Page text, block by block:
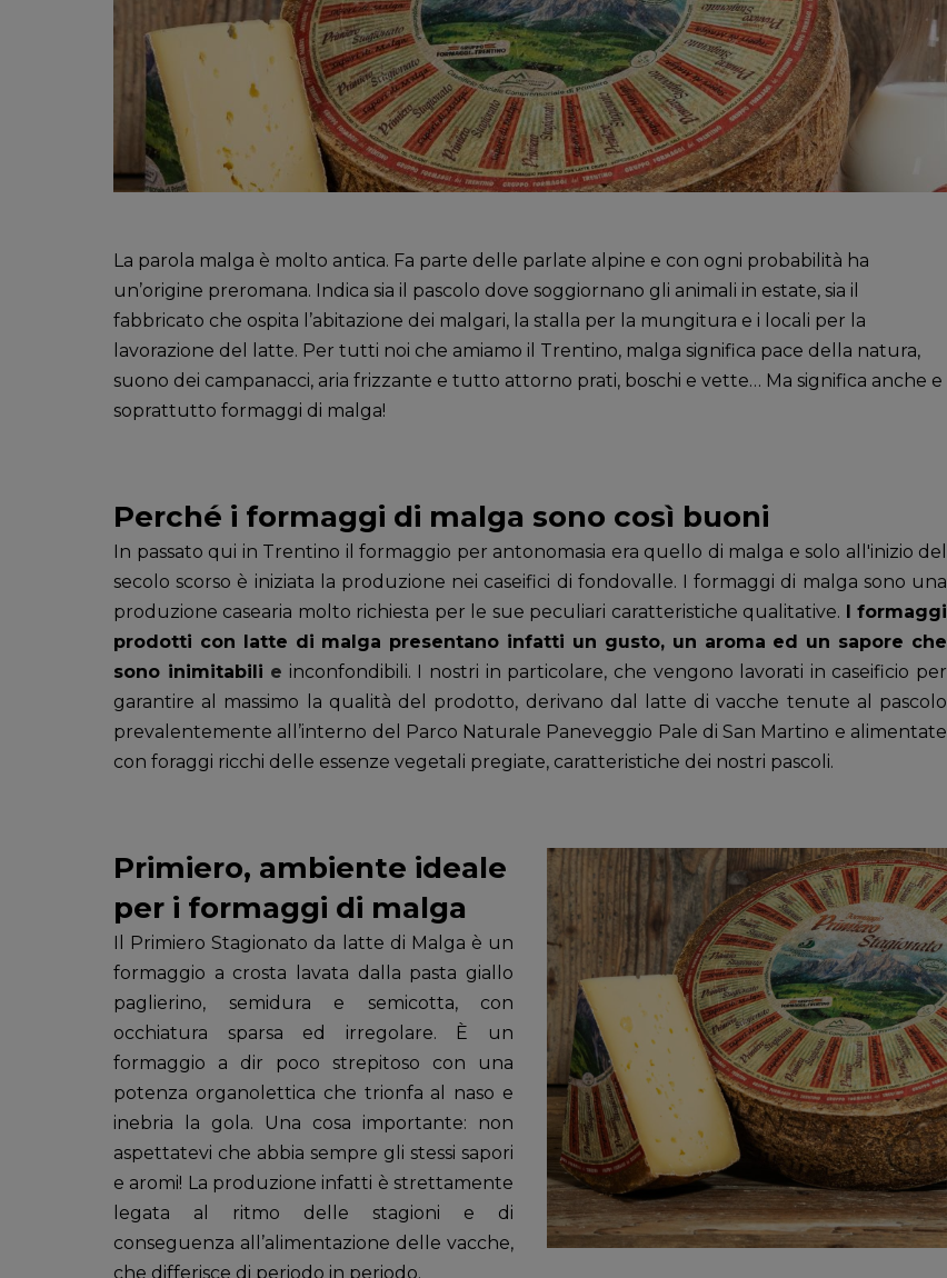
La parola malga è molto antica. Fa parte delle parlate alpine e con ogni probabilità ha
un’origine preromana. Indica sia il pascolo dove soggiornano gli animali in estate, sia il
fabbricato che ospita l’abitazione dei malgari, la stalla per la mungitura e i locali per la
lavorazione del latte. Per tutti noi che amiamo il Trentino, malga significa pace della natura,
suono dei campanacci, aria frizzante e tutto attorno prati, boschi e vette… Ma significa anche e
soprattutto formaggi di malga!
Perché i formaggi di malga sono così buoni
In passato qui in Trentino il formaggio per antonomasia era quello di malga e solo all'inizio del
secolo scorso è iniziata la produzione nei caseifici di fondovalle. I formaggi di malga sono una
produzione casearia molto richiesta per le sue peculiari caratteristiche qualitative. I formaggi
prodotti con latte di malga presentano infatti un gusto, un aroma ed un sapore che
sono inimitabili e inconfondibili. I nostri in particolare, che vengono lavorati in caseificio per
garantire al massimo la qualità del prodotto, derivano dal latte di vacche tenute al pascolo
prevalentemente all’interno del Parco Naturale Paneveggio Pale di San Martino e alimentate
con foraggi ricchi delle essenze vegetali pregiate, caratteristiche dei nostri pascoli.
Primiero, ambiente ideale
per i formaggi di malga
Il Primiero Stagionato da latte di Malga è un
formaggio a crosta lavata dalla pasta giallo
paglierino, semidura e semicotta, con
occhiatura sparsa ed irregolare. È un
formaggio a dir poco strepitoso con una
potenza organolettica che trionfa al naso e
inebria la gola. Una cosa importante: non
aspettatevi che abbia sempre gli stessi sapori
e aromi! La produzione infatti è strettamente
legata al ritmo delle stagioni e di
conseguenza all’alimentazione delle vacche,
che differisce di periodo in periodo.